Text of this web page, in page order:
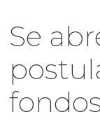
Se